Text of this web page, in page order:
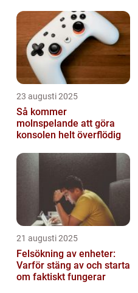
23 augusti 2025
Så kommer
molnspelande att göra
konsolen helt överflödig
21 augusti 2025
Felsökning av enheter:
Varför stäng av och starta
om faktiskt fungerar